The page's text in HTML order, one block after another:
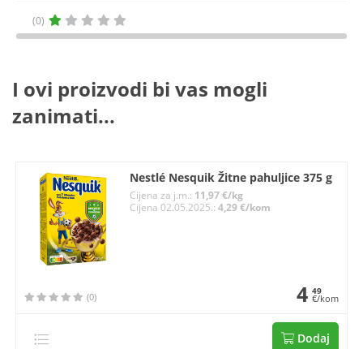
(0)
I ovi proizvodi bi vas mogli
zanimati...
Nestlé Nesquik Žitne pahuljice 375 g
Cijena za j.m.: 11,97 €/kg
Cijena 02.05.2025.:4,29 €/kom
(0) 4 49
€/kom
Dodaj